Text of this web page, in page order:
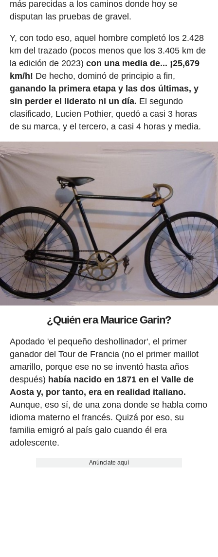
más parecidas a los caminos donde hoy se
disputan las pruebas de gravel.
Y, con todo eso, aquel hombre completó los 2.428
km del trazado (pocos menos que los 3.405 km de
la edición de 2023) con una media de... ¡25,679
km/h! De hecho, dominó de principio a fin,
ganando la primera etapa y las dos últimas, y
sin perder el liderato ni un día. El segundo
clasificado, Lucien Pothier, quedó a casi 3 horas
de su marca, y el tercero, a casi 4 horas y media.
¿Quién era Maurice Garin?
Apodado 'el pequeño deshollinador', el primer
ganador del Tour de Francia (no el primer maillot
amarillo, porque ese no se inventó hasta años
después) había nacido en 1871 en el Valle de
Aosta y, por tanto, era en realidad italiano.
Aunque, eso sí, de una zona donde se habla como
idioma materno el francés. Quizá por eso, su
familia emigró al país galo cuando él era
adolescente.
Anúnciate aquí